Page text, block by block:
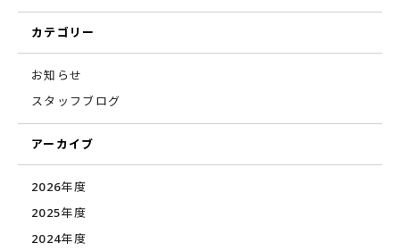
カテゴリー
お知らせ
スタッフブログ
アーカイブ
2026年度
2025年度
2024年度